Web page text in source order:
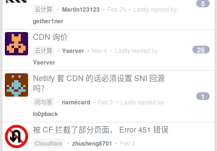
云计算 • Martin123123 • Feb 26 • Lastly replied by
gether1ner
5
CDN 询价
云计算 • Yserver • Mar 4 • Lastly replied by
Yserver
26
Netlify 套 CDN 的话必须设置 SNI 回源
吗？
问与答 • namecard • Feb 3 • Lastly replied by
lo0pback
1
被 CF 拦截了部分页面， Error 451 错误
Cloudflare • zhusheng8701 • Feb 2